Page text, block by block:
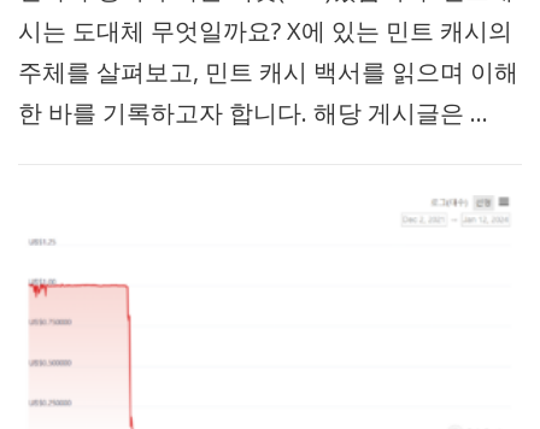
시는 도대체 무엇일까요? X에 있는 민트 캐시의
주체를 살펴보고, 민트 캐시 백서를 읽으며 이해
한 바를 기록하고자 합니다. 해당 게시글은 …